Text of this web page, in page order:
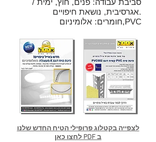
סביבת עבודה: פנים, חוץ, ימית /
אגרסיבית, נושאת חיפויים.
חומרים: אלומיניום,PVC
לצפייה בקטלוג פרופילי הטיח החדש שלנו
ב PDF לחצו כאן